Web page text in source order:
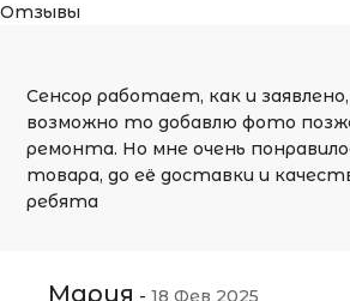
Отзывы
Сенсор работает, как и
возможно то добавлю фото
ремонта. Но мне очень
товара, до её доставки и
ребята
Мария - 18 Фев 2025